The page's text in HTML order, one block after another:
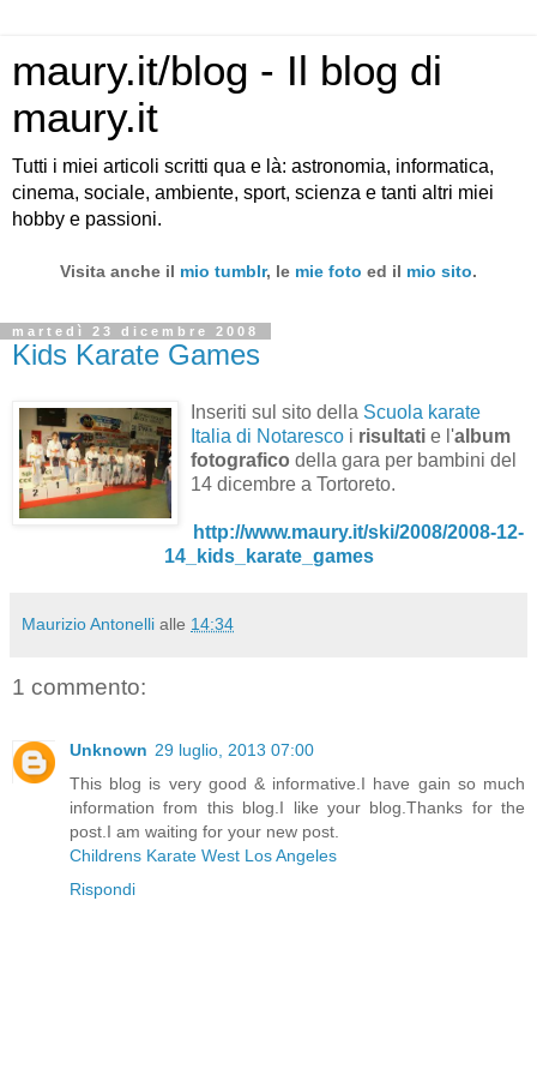
maury.it/blog - Il blog di
maury.it
Tutti i miei articoli scritti qua e là: astronomia, informatica,
cinema, sociale, ambiente, sport, scienza e tanti altri miei
hobby e passioni.
Visita anche il mio tumblr, le mie foto ed il mio sito.
martedì 23 dicembre 2008
Kids Karate Games
Inseriti sul sito della Scuola karate
Italia di Notaresco i risultati e l'album
fotografico della gara per bambini del
14 dicembre a Tortoreto.
http://www.maury.it/ski/2008/2008-12-
14_kids_karate_games
Maurizio Antonelli alle 14:34
1 commento:
Unknown 29 luglio, 2013 07:00
This blog is very good & informative.I have gain so much
information from this blog.I like your blog.Thanks for the
post.I am waiting for your new post.
Childrens Karate West Los Angeles
Rispondi